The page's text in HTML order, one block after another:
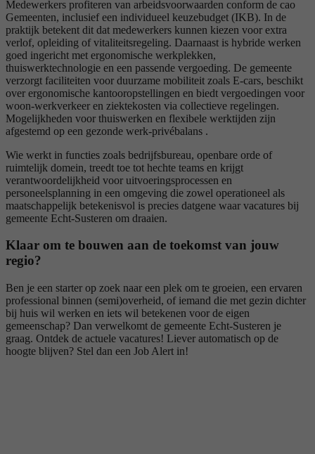
Medewerkers profiteren van arbeidsvoorwaarden conform de cao
Gemeenten, inclusief een individueel keuzebudget (IKB). In de
praktijk betekent dit dat medewerkers kunnen kiezen voor extra
verlof, opleiding of vitaliteitsregeling. Daarnaast is hybride werken
goed ingericht met ergonomische werkplekken,
thuiswerktechnologie en een passende vergoeding. De gemeente
verzorgt faciliteiten voor duurzame mobiliteit zoals E‑cars, beschikt
over ergonomische kantooropstellingen en biedt vergoedingen voor
woon‑werkverkeer en ziektekosten via collectieve regelingen.
Mogelijkheden voor thuiswerken en flexibele werktijden zijn
afgestemd op een gezonde werk‑privébalans .
Wie werkt in functies zoals bedrijfsbureau, openbare orde of
ruimtelijk domein, treedt toe tot hechte teams en krijgt
verantwoordelijkheid voor uitvoeringsprocessen en
personeelsplanning in een omgeving die zowel operationeel als
maatschappelijk betekenisvol is precies datgene waar vacatures bij
gemeente Echt‑Susteren om draaien.
Klaar om te bouwen aan de toekomst van jouw
regio?
Ben je een starter op zoek naar een plek om te groeien, een ervaren
professional binnen (semi)overheid, of iemand die met gezin dichter
bij huis wil werken en iets wil betekenen voor de eigen
gemeenschap? Dan verwelkomt de gemeente Echt‑Susteren je
graag. Ontdek de actuele vacatures! Liever automatisch op de
hoogte blijven? Stel dan een Job Alert in!